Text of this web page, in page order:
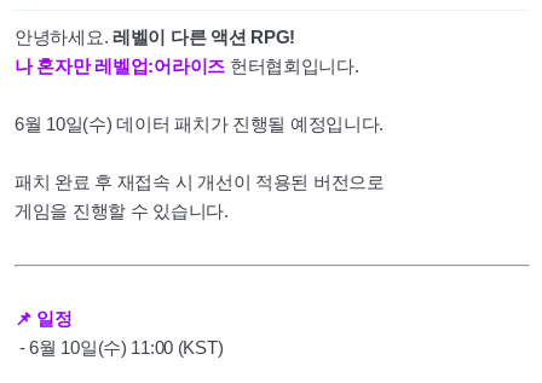
안녕하세요.레벨이 다른 액션 RPG!
나 혼자만 레벨업:어라이즈 헌터협회입니다.
6월 10일(수) 데이터 패치가 진행될 예정입니다.
패치 완료 후 재접속 시 개선이 적용된 버전으로
게임을 진행할 수 있습니다.
📌 일정
-6월 10일(수) 11:00 (KST)